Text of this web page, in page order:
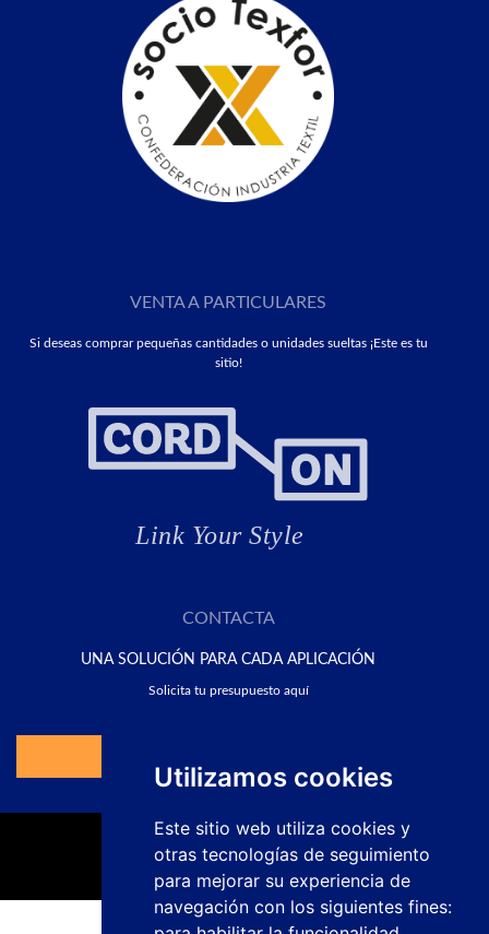
Utilizamos cookies
Este sitio web utiliza cookies y
otras tecnologías de seguimiento
para mejorar su experiencia de
navegación con los siguientes fines:
VENTA A PARTICULARES
Si deseas comprar pequeñas cantidades o unidades sueltas ¡Este es tu
sitio!
CONTACTA
UNA SOLUCIÓN PARA CADA APLICACIÓN
Solicita tu presupuesto aquí